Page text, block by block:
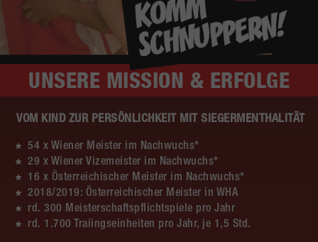
UNSERE MISSION & ERFOLGE
VOM KIND ZUR PERSÖNLICHKEIT MIT SIEGERMENTHALITÄT
54 x Wiener Meister im Nachwuchs*
29 x Wiener Vizemeister im Nachwuchs*
16 x Österreichischer Meister im Nachwuchs*
2018/2019: Österreichischer Meister in WHA
rd. 300 Meisterschaftspflichtspiele pro Jahr
rd. 1.700 Traiingseinheiten pro Jahr, je 1,5 Std.